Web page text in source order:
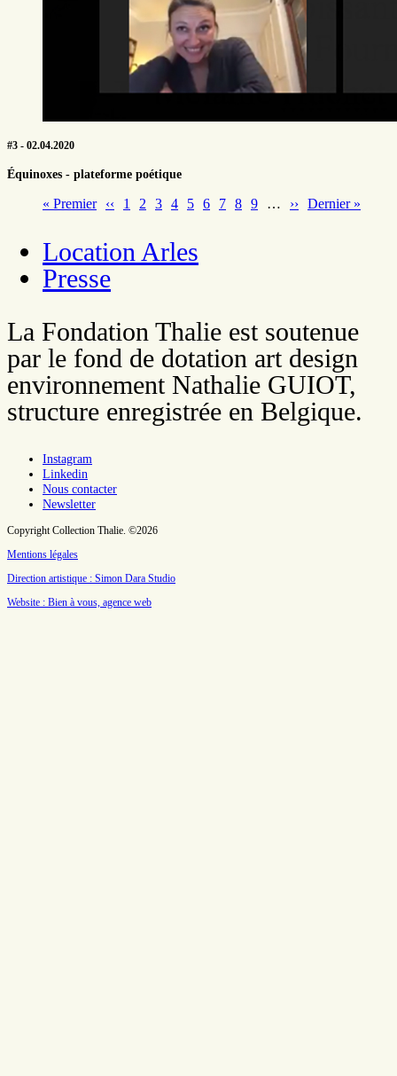
#3 - 02.04.2020
Équinoxes - plateforme poétique
Première
« Premier
Page
‹‹ Page
1 Page
2 Page
3 Page
4 Page
5 Page
6 Page
7 Page
8 Page
9 …
Page
›› Dernière
Dernier »
Location Arles
Presse
La Fondation Thalie est soutenue
par le fond de dotation art design
environnement Nathalie GUIOT,
structure enregistrée en Belgique.
Instagram
Linkedin
Nous contacter
Newsletter
Copyright Collection Thalie. ©2026
Mentions légales
Direction artistique : Simon Dara Studio
Website : Bien à vous, agence web